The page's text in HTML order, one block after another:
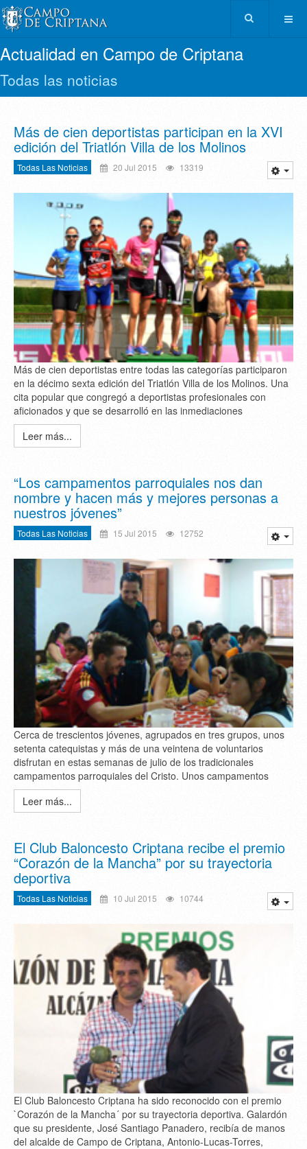
Actualidad en Campo de Criptana
Todas las noticias
Más de cien deportistas participan en la XVI
edición del Triatlón Villa de los Molinos
Todas Las Noticias 20 Jul 2015 13319
Más de cien deportistas entre todas las categorías participaron
en la décimo sexta edición del Triatlón Villa de los Molinos. Una
cita popular que congregó a deportistas profesionales con
aficionados y que se desarrolló en las inmediaciones
Leer más...
“Los campamentos parroquiales nos dan
nombre y hacen más y mejores personas a
nuestros jóvenes”
Todas Las Noticias 15 Jul 2015 12752
Cerca de trescientos jóvenes, agrupados en tres grupos, unos
setenta catequistas y más de una veintena de voluntarios
disfrutan en estas semanas de julio de los tradicionales
campamentos parroquiales del Cristo. Unos campamentos
Leer más...
El Club Baloncesto Criptana recibe el premio
“Corazón de la Mancha” por su trayectoria
deportiva
Todas Las Noticias 10 Jul 2015 10744
El Club Baloncesto Criptana ha sido reconocido con el premio
`Corazón de la Mancha´ por su trayectoria deportiva. Galardón
que su presidente, José Santiago Panadero, recibía de manos
del alcalde de Campo de Criptana, Antonio-Lucas-Torres,